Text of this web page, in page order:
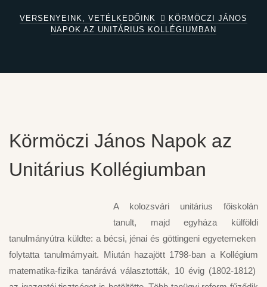
VERSENYEINK, VETÉLKEDŐINK
KÖRMÖCZI JÁNOS
NAPOK AZ UNITÁRIUS KOLLÉGIUMBAN
Körmöczi János Napok az
Unitárius Kollégiumban
A kolozsvári unitárius főiskolán
tanult, majd egyháza külföldi
tanulmányútra küldte: a bécsi, jénai és göttingeni egyetemeken
folytatta tanulmámyait. Miután hazajött 1798-ban a Kollégium
matematika-fizika tanárává választották, 10 évig (1802-1812)